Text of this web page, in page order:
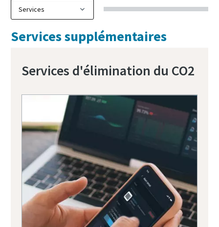
Services supplémentaires
Services d'élimination du CO2